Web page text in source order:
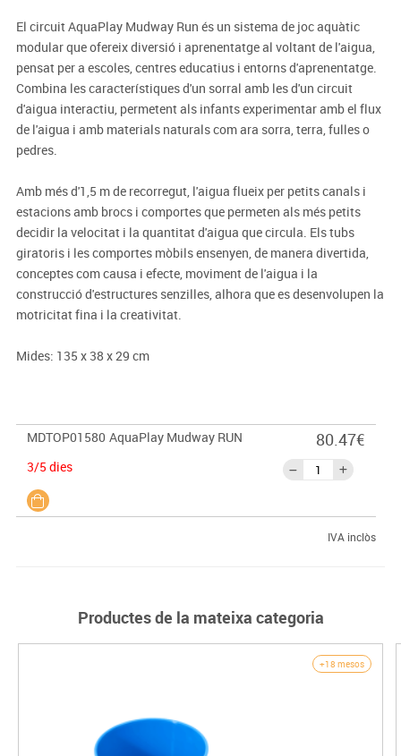
El circuit AquaPlay Mudway Run és un sistema de joc aquàtic
modular que ofereix diversió i aprenentatge al voltant de l'aigua,
pensat per a escoles, centres educatius i entorns d'aprenentatge.
Combina les característiques d'un sorral amb les d'un circuit
d'aigua interactiu, permetent als infants experimentar amb el flux
de l'aigua i amb materials naturals com ara sorra, terra, fulles o
pedres.
Amb més d'1,5 m de recorregut, l'aigua flueix per petits canals i
estacions amb brocs i comportes que permeten als més petits
decidir la velocitat i la quantitat d'aigua que circula. Els tubs
giratoris i les comportes mòbils ensenyen, de manera divertida,
conceptes com causa i efecte, moviment de l'aigua i la
construcció d'estructures senzilles, alhora que es desenvolupen la
motricitat fina i la creativitat.
Mides: 135 x 38 x 29 cm
MDTOP01580 AquaPlay Mudway RUN
3/5 dies
80.47€
IVA inclòs
Productes de la mateixa categoria
+18 mesos